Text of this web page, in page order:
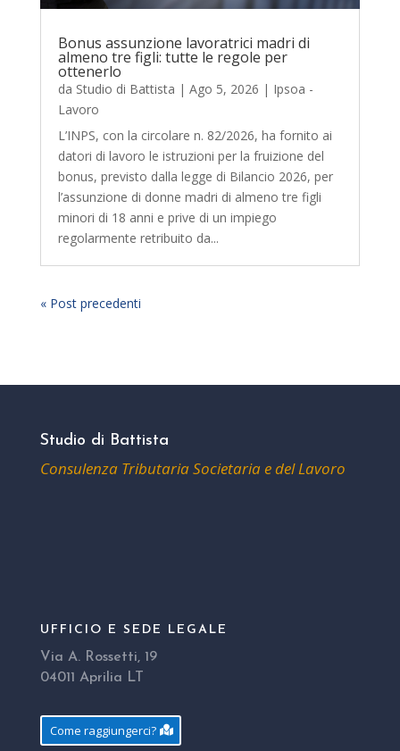
Bonus assunzione lavoratrici madri di
almeno tre figli: tutte le regole per
ottenerlo
da Studio di Battista | Ago 5, 2026 | Ipsoa -
Lavoro
L’INPS, con la circolare n. 82/2026, ha fornito ai
datori di lavoro le istruzioni per la fruizione del
bonus, previsto dalla legge di Bilancio 2026, per
l’assunzione di donne madri di almeno tre figli
minori di 18 anni e prive di un impiego
regolarmente retribuito da...
« Post precedenti
Studio di Battista
Consulenza Tributaria Societaria e del Lavoro
UFFICIO E SEDE LEGALE
Via A. Rossetti, 19
04011 Aprilia LT
Come raggiungerci?